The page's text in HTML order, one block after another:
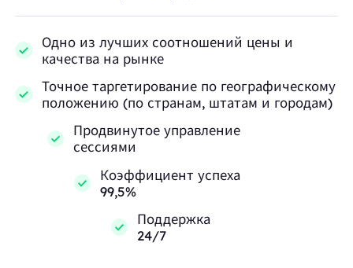
Одно из лучших соотношений цены и
качества на рынке
Точное таргетирование по географическому
положению (по странам, штатам и городам)
Продвинутое управление
сессиями
Коэффициент успеха
99,5%
Поддержка
24/7